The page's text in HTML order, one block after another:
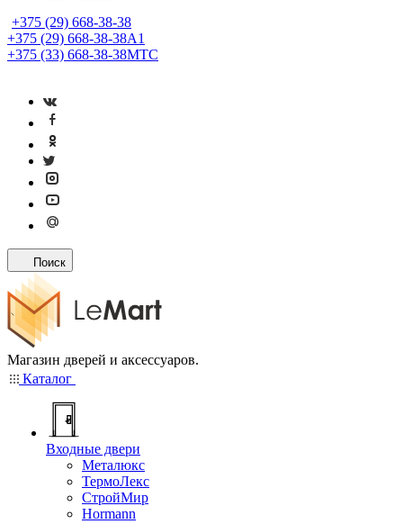
+375 (29) 668-38-38
+375 (29) 668-38-38A1
+375 (33) 668-38-38МТС
Поиск
Магазин дверей и аксессуаров.
Каталог
Входные двери
Металюкс
ТермоЛекс
СтройМир
Hormann